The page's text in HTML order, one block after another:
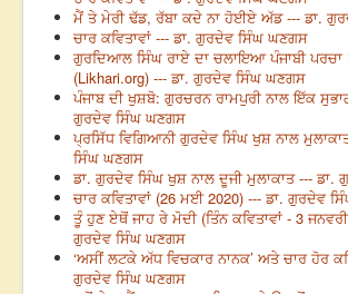
ਮੈਂ ਤੇ ਮੇਰੀ ਢੱਡ, ਰੱਬਾ ਕਦੇ ਨਾ ਹੋਈਏ ਅੱਡ --- ਡਾ.
ਚਾਰ ਕਵਿਤਾਵਾਂ --- ਡਾ. ਗੁਰਦੇਵ ਸਿੰਘ ਘਣਗਸ
ਗੁਰਦਿਆਲ ਸਿੰਘ ਰਾਏ ਦਾ ਚਲਾਇਆ ਪੰਜਾਬੀ ਪਰਚਾ
(Likhari.org) --- ਡਾ. ਗੁਰਦੇਵ ਸਿੰਘ ਘਣਗਸ
ਪੰਜਾਬ ਦੀ ਖੁਸ਼ਬੋ: ਗੁਰਚਰਨ ਰਾਮਪੁਰੀ ਨਾਲ ਇੱਕ
ਗੁਰਦੇਵ ਸਿੰਘ ਘਣਗਸ
ਪ੍ਰਸਿੱਧ ਵਿਗਿਆਨੀ ਗੁਰਦੇਵ ਸਿੰਘ ਖੁਸ਼ ਨਾਲ
ਸਿੰਘ ਘਣਗਸ
ਡਾ. ਗੁਰਦੇਵ ਸਿੰਘ ਖੁਸ਼ ਨਾਲ ਦੂਜੀ ਮੁਲਾਕਾਤ ---
ਚਾਰ ਕਵਿਤਾਵਾਂ (26 ਮਈ 2020) --- ਡਾ. ਗੁਰਦੇਵ
ਤੂੰ ਹੁਣ ਏਥੋਂ ਜਾਹ ਰੇ ਮੋਦੀ (ਤਿੰਨ ਕਵਿਤਾਵਾਂ - 3
ਗੁਰਦੇਵ ਸਿੰਘ ਘਣਗਸ
‘ਅਸੀਂ ਲਟਕੇ ਅੱਧ ਵਿਚਕਾਰ ਨਾਨਕ’ ਅਤੇ ਚਾਰ ਹੋਰ
ਗੁਰਦੇਵ ਸਿੰਘ ਘਣਗਸ